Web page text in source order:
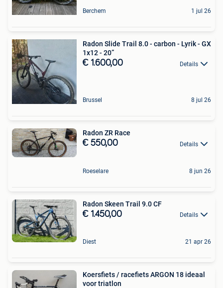
Berchem 1 jul 26
Radon Slide Trail 8.0 - carbon - Lyrik - GX
1x12 - 20”
€ 1.600,00 Details
Brussel 8 jul 26
Radon ZR Race
€ 550,00 Details
Roeselare 8 jun 26
Radon Skeen Trail 9.0 CF
€ 1.450,00 Details
Diest 21 apr 26
Koersfiets / racefiets ARGON 18 ideaal
voor triatlon